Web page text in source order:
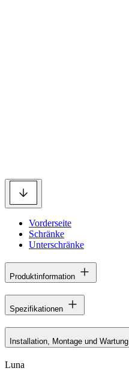
Vorderseite
Schränke
Unterschränke
Produktinformation
Spezifikationen
Installation, Montage und Wartung
Luna